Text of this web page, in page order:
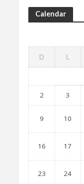
Calendar
D L
2 3
9 10
16 17
23 24